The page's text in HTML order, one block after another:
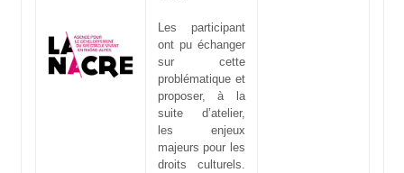
Les participant
ont pu échanger
sur cette
problématique et
proposer, à la
suite d’atelier,
les enjeux
majeurs pour les
droits culturels.